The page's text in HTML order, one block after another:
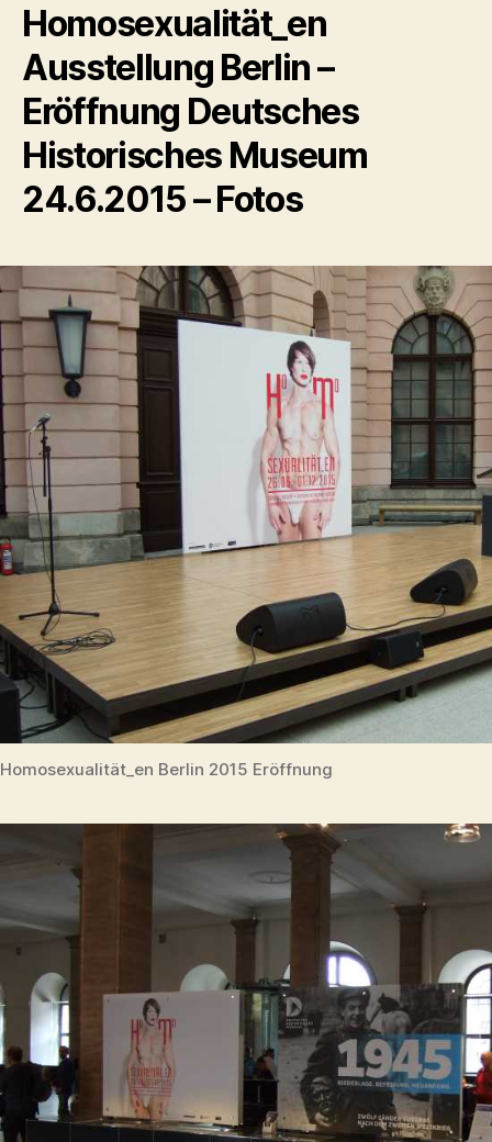
Homosexualität_en
Ausstellung Berlin –
Eröffnung Deutsches
Historisches Museum
24.6.2015 – Fotos
Homosexualität_en Berlin 2015 Eröffnung